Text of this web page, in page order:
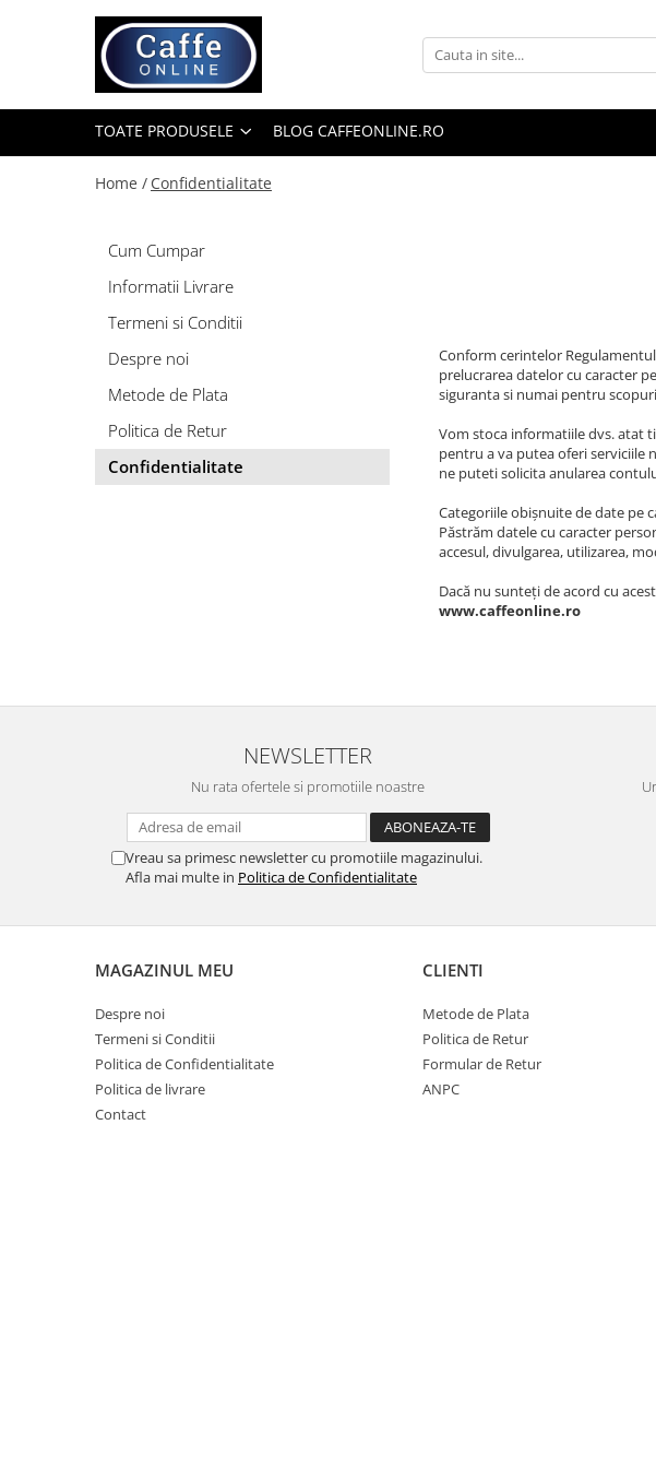
Toate Produsele
Capsule Cafea
Cafea Instant
Aparate capsule
Aparate clasice
Pliculete Zahar si Miere
Topping
Aparate SH
Stabilizatoare tensiune
Piese schimb espressoare
Accesorii si intretinere
TOATE PRODUSELE BLOG CAFFEONLINE.RO
Home / Confidentialitate
Conform cerintelor
prelucrarea datelor cu caracter
siguranta si numai pentru
Vom stoca informatiile dvs. atat
pentru a va putea oferi serviciile
ne puteti solicita anularea
Categoriile obişnuite de date pe
Păstrăm datele cu caracter
accesul, divulgarea, utilizarea,
Dacă nu sunteți de acord cu
www.caffeonline.ro
Cum Cumpar
Informatii Livrare
Termeni si Conditii
Despre noi
Metode de Plata
Politica de Retur
Confidentialitate
NEWSLETTER
Nu rata ofertele si promotiile noastre
Vreau sa primesc newsletter cu promotiile magazinului.
Afla mai multe in Politica de Confidentialitate
MAGAZINUL MEU
Despre noi
Termeni si Conditii
Politica de Confidentialitate
Politica de livrare
Contact
CLIENTI
Metode de Plata
Politica de Retur
Formular de Retur
ANPC